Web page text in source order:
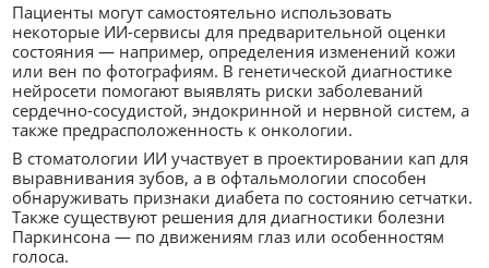
Пациенты могут самостоятельно использовать
некоторые ИИ-сервисы для предварительной оценки
состояния — например, определения изменений кожи
или вен по фотографиям. В генетической диагностике
нейросети помогают выявлять риски заболеваний
сердечно-сосудистой, эндокринной и нервной систем, а
также предрасположенность к онкологии.
В стоматологии ИИ участвует в проектировании кап для
выравнивания зубов, а в офтальмологии способен
обнаруживать признаки диабета по состоянию сетчатки.
Также существуют решения для диагностики болезни
Паркинсона — по движениям глаз или особенностям
голоса.